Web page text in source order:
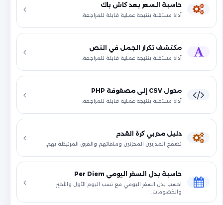
حاسبة السعر بعد كاش باك
أداة مستقلة بنتيجة عملية قابلة للمراجعة.
مكتشف تكرار الجمل في النص
أداة مستقلة بنتيجة عملية قابلة للمراجعة.
محول CSV إلى مصفوفة PHP
أداة مستقلة بنتيجة عملية قابلة للمراجعة.
دليل مدربي كرة القدم
تصفح المدربين المخزنين وملفاتهم والفرق المرتبطة بهم.
حاسبة بدل السفر اليومي Per Diem
احسب بدل السفر اليومي مع نسب اليوم الأول والأخير
والخصومات.